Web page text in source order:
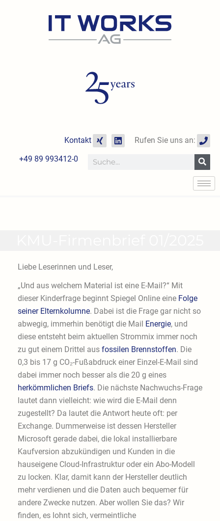
Kontakt
X
i
g
L
i
k
Rufen Sie uns an:
P
h
o
n
e
+49 89 993412-0 Suche
Liebe Leserinnen und Leser,
„Und aus welchem Material ist eine E-Mail?“ Mit
dieser Kinderfrage beginnt Spiegel Online eine Folge
seiner Elternkolumne. Dabei ist die Frage gar nicht so
abwegig, immerhin benötigt die Mail Energie, und
diese entsteht beim aktuellen Strommix immer noch
zu gut einem Drittel aus fossilen Brennstoffen. Die
0,3 bis 17 g CO₂-Fußabdruck einer Einzel-E-Mail sind
dabei immer noch besser als die 20 g eines
herkömmlichen Briefs. Die nächste Nachwuchs-Frage
lautet dann vielleicht: wie wird die E-Mail denn
zugestellt? Da lautet die Antwort heute oft: per
Exchange. Dummerweise ist dessen Hersteller
Microsoft gerade dabei, die lokal installierbare
Kaufversion abzukündigen und Kunden in die
hauseigene Cloud-Infrastruktur oder ein Abo-Modell
zu locken. Klar, damit kann der Hersteller deutlich
mehr verdienen und die Daten auch bequemer für
andere Zwecke nutzen. Aber wollen Sie das? Wir
finden, es lohnt sich, vermeintliche